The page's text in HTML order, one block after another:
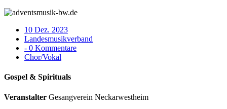
10 Dez. 2023
Landesmusikverband
- 0 Kommentare
Chor/Vokal
Gospel & Spirituals
Veranstalter Gesangverein Neckarwestheim